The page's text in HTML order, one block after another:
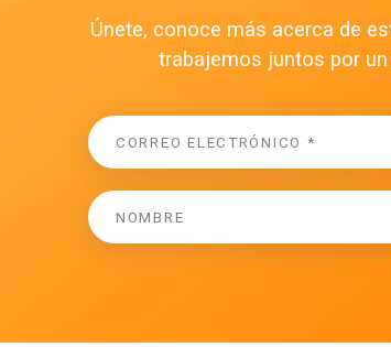
Únete, conoce más acerca de
trabajemos juntos por